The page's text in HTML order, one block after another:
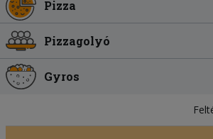
Pizza
Pizzagolyó
Gyros